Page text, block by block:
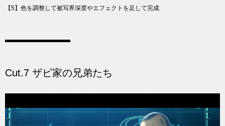
【5】色を調整して被写界深度やエフェクトを足して完成
Cut.7 ザビ家の兄弟たち